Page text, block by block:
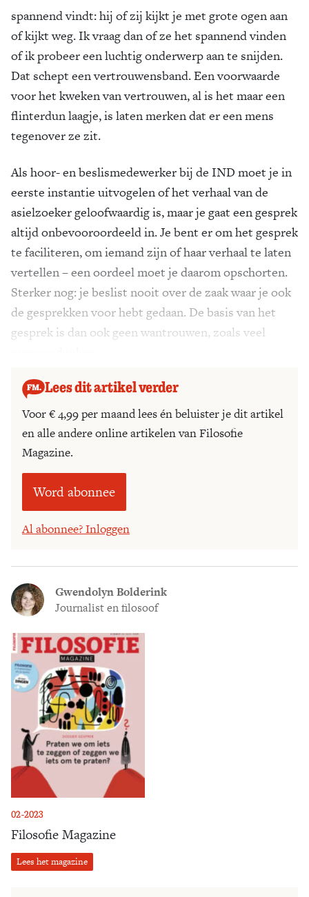
02-2023
Filosofie Magazine
Lees het magazine
spannend vindt: hij of zij kijkt je met grote ogen aan
of kijkt weg. Ik vraag dan of ze het spannend vinden
of ik probeer een luchtig onderwerp aan te snijden.
Dat schept een vertrouwensband. Een voorwaarde
voor het kweken van vertrouwen, al is het maar een
flinterdun laagje, is laten merken dat er een mens
tegenover ze zit.
Als hoor- en beslismedewerker bij de IND moet je in
eerste instantie uitvogelen of het verhaal van de
asielzoeker geloofwaardig is, maar je gaat een gesprek
altijd onbevooroordeeld in. Je bent er om het gesprek
te faciliteren, om iemand zijn of haar verhaal te laten
vertellen – een oordeel moet je daarom opschorten.
Sterker nog: je beslist nooit over de zaak waar je ook
de gesprekken voor hebt gedaan. De basis van het
gesprek is dan ook geen wantrouwen, zoals veel
Lees dit artikel verder
Voor € 4,99 per maand lees én beluister je dit artikel
en alle andere online artikelen van Filosofie
Magazine.
Word abonnee
Al abonnee? Inloggen
Gwendolyn Bolderink
Journalist en filosoof